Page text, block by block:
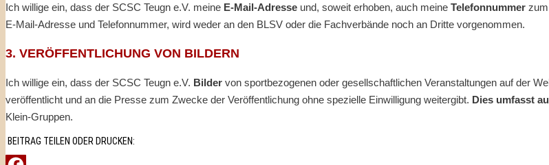
Ich willige ein, dass der SCSC Teugn e.V. meine E-Mail-Adresse und, soweit erhoben, auch meine Telefonnummer
E-Mail-Adresse und Telefonnummer, wird weder an den BLSV oder die Fachverbände noch an Dritte vorgenommen.
3. VERÖFFENTLICHUNG VON BILDERN
Ich willige ein, dass der SCSC Teugn e.V. Bilder von sportbezogenen oder gesellschaftlichen Veranstaltungen auf der
veröffentlicht und an die Presse zum Zwecke der Veröffentlichung ohne spezielle Einwilligung weitergibt. Dies umfasst
Klein-Gruppen.
BEITRAG TEILEN ODER DRUCKEN: